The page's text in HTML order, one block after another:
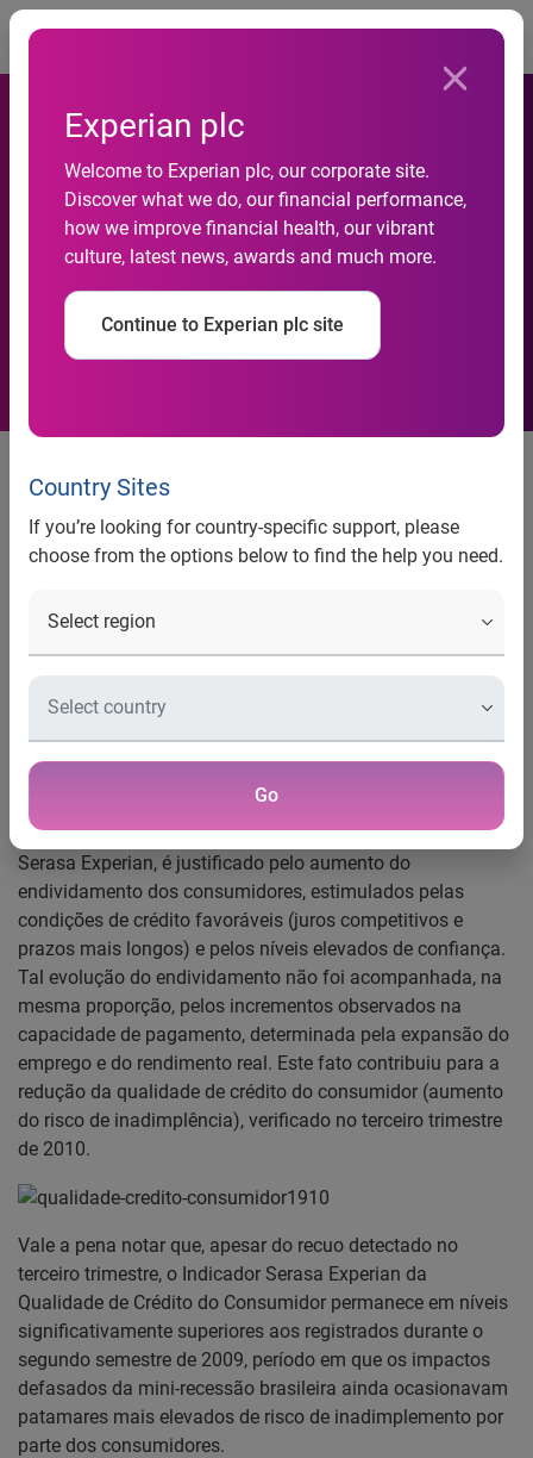
Experian plc
Welcome to Experian plc, our corporate site.
Discover what we do, our financial performance,
how we improve financial health, our vibrant
culture, latest news, awards and much more.
Continue to Experian plc site
Country Sites
If you’re looking for country-specific support, please
choose from the options below to find the help you need.
Go
Qualidade de crédito do
consumidor recuou 0,4% no
terceiro trimestre, revela
Serasa Experian
Consumidores de renda mais
elevada puxaram a queda da
qualidade de crédito
Experian da Qualidade de Crédito do Consumidor recuou
qualidade de crédito do consumidor – quanto maior,
probabilidade de inadimplência, caso este consumidor
O recuo do terceiro trimestre, segundo os economistas da
Serasa Experian, é justificado pelo aumento do
endividamento dos consumidores, estimulados pelas
condições de crédito favoráveis (juros competitivos e
prazos mais longos) e pelos níveis elevados de confiança.
Tal evolução do endividamento não foi acompanhada, na
mesma proporção, pelos incrementos observados na
capacidade de pagamento, determinada pela expansão do
emprego e do rendimento real. Este fato contribuiu para a
redução da qualidade de crédito do consumidor (aumento
do risco de inadimplência), verificado no terceiro trimestre
de 2010.
Vale a pena notar que, apesar do recuo detectado no
terceiro trimestre, o Indicador Serasa Experian da
Qualidade de Crédito do Consumidor permanece em níveis
significativamente superiores aos registrados durante o
segundo semestre de 2009, período em que os impactos
defasados da mini-recessão brasileira ainda ocasionavam
patamares mais elevados de risco de inadimplemento por
parte dos consumidores.